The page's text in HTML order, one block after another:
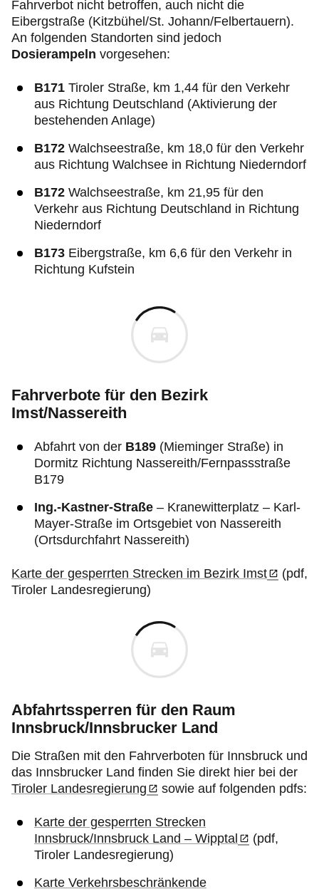
Fahrverbot nicht betroffen, auch nicht die
Eibergstraße (Kitzbühel/St. Johann/Felbertauern).
An folgenden Standorten sind jedoch
Dosierampeln vorgesehen:
B171 Tiroler Straße, km 1,44 für den Verkehr
aus Richtung Deutschland (Aktivierung der
bestehenden Anlage)
B172 Walchseestraße, km 18,0 für den Verkehr
aus Richtung Walchsee in Richtung Niederndorf
B172 Walchseestraße, km 21,95 für den
Verkehr aus Richtung Deutschland in Richtung
Niederndorf
B173 Eibergstraße, km 6,6 für den Verkehr in
Richtung Kufstein
Fahrverbote für den Bezirk
Imst/Nassereith
Abfahrt von der B189 (Mieminger Straße) in
Dormitz Richtung Nassereith/Fernpassstraße
B179
Ing.-Kastner-Straße – Kranewitterplatz – Karl-
Mayer-Straße im Ortsgebiet von Nassereith
(Ortsdurchfahrt Nassereith)
Karte der gesperrten Strecken im Bezirk Imst
(pdf,
Tiroler Landesregierung)
Abfahrtssperren für den Raum
Innsbruck/Innsbrucker Land
Die Straßen mit den Fahrverboten für Innsbruck und
das Innsbrucker Land finden Sie direkt hier bei der
Tiroler Landesregierung
sowie auf folgenden pdfs:
Karte der gesperrten Strecken
Innsbruck/Innsbruck Land – Wipptal
(pdf,
Tiroler Landesregierung)
Karte Verkehrsbeschränkende